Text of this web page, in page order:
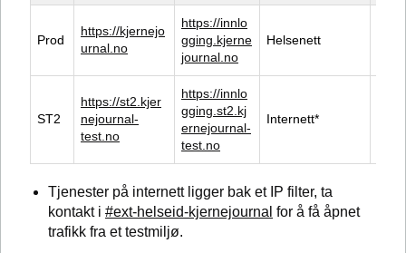
Prod
https://kjernejo
urnal.no
https://innlo
gging.kjerne
journal.no
Helsenett
ST2
https://st2.kjer
nejournal-
test.no
https://innlo
gging.st2.kj
ernejournal-
test.no
Internett*
Tjenester på internett ligger bak et IP filter, ta
kontakt i #ext-helseid-kjernejournal for å få åpnet
trafikk fra et testmiljø.